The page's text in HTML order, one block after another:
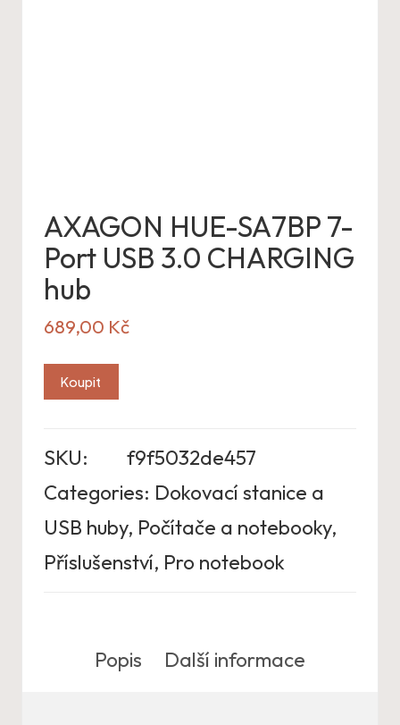
AXAGON HUE-SA7BP 7-
Port USB 3.0 CHARGING
hub
689,00 Kč
Koupit
SKU:
f9f5032de457
Categories: Dokovací stanice a
USB huby, Počítače a notebooky,
Příslušenství, Pro notebook
Popis Další informace